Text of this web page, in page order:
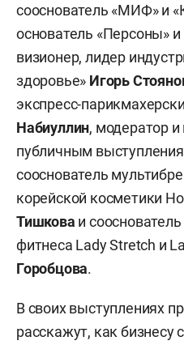
сооснователь «МИФ» и
основатель «Персоны»
визионер, лидер
здоровье» Игорь
экспресс-
Набиуллин, модератор и
публичным
сооснователь
корейской косметики
Тишкова и
фитнеса Lady Stretch и
Горобцова.
В своих выступлениях
расскажут, как бизнесу